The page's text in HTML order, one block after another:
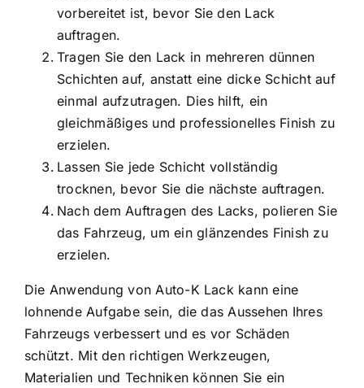
vorbereitet ist, bevor Sie den Lack
auftragen.
Tragen Sie den Lack in mehreren dünnen
Schichten auf, anstatt eine dicke Schicht auf
einmal aufzutragen. Dies hilft, ein
gleichmäßiges und professionelles Finish zu
erzielen.
Lassen Sie jede Schicht vollständig
trocknen, bevor Sie die nächste auftragen.
Nach dem Auftragen des Lacks, polieren Sie
das Fahrzeug, um ein glänzendes Finish zu
erzielen.
Die Anwendung von Auto-K Lack kann eine
lohnende Aufgabe sein, die das Aussehen Ihres
Fahrzeugs verbessert und es vor Schäden
schützt. Mit den richtigen Werkzeugen,
Materialien und Techniken können Sie ein